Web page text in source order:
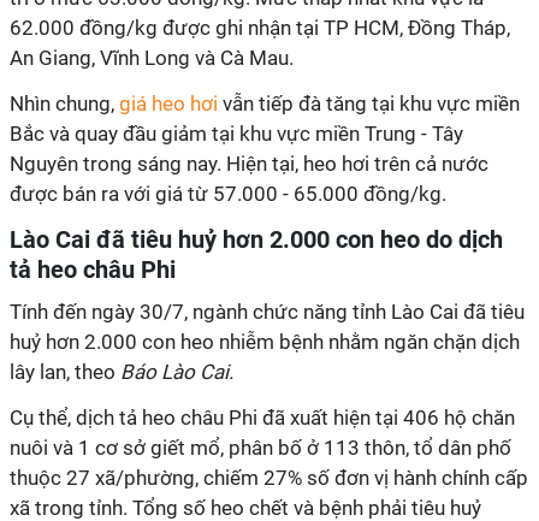
62.000 đồng/kg được ghi nhận tại TP HCM, Đồng Tháp,
An Giang, Vĩnh Long và Cà Mau.
Nhìn chung, giá heo hơi vẫn tiếp đà tăng tại khu vực miền
Bắc và quay đầu giảm tại khu vực miền Trung - Tây
Nguyên trong sáng nay. Hiện tại, heo hơi trên cả nước
được bán ra với giá từ 57.000 - 65.000 đồng/kg.
Lào Cai đã tiêu huỷ hơn 2.000 con heo do dịch
tả heo châu Phi
Tính đến ngày 30/7, ngành chức năng tỉnh Lào Cai đã tiêu
huỷ hơn 2.000 con heo nhiễm bệnh nhằm ngăn chặn dịch
lây lan, theo Báo Lào Cai.
Cụ thể, dịch tả heo châu Phi đã xuất hiện tại 406 hộ chăn
nuôi và 1 cơ sở giết mổ, phân bố ở 113 thôn, tổ dân phố
thuộc 27 xã/phường, chiếm 27% số đơn vị hành chính cấp
xã trong tỉnh. Tổng số heo chết và bệnh phải tiêu huỷ